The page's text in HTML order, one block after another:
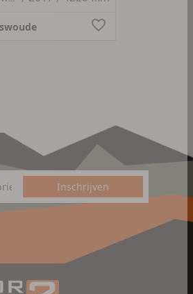
Inschrijven